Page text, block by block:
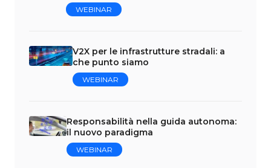
WEBINAR
V2X per le infrastrutture stradali: a
che punto siamo
WEBINAR
Responsabilità nella guida autonoma:
il nuovo paradigma
WEBINAR